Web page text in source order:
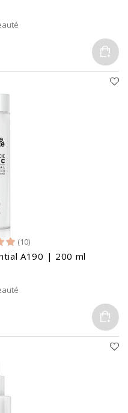
(10)
A190 | 200 ml